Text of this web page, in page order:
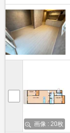
画像 : 20枚